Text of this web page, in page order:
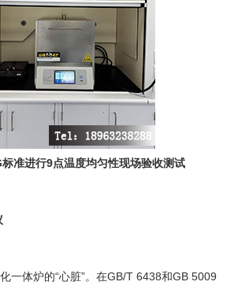
准进行9点温度均匀性现场验收测试
一体炉的“心脏”。在GB/T 6438和GB 5009